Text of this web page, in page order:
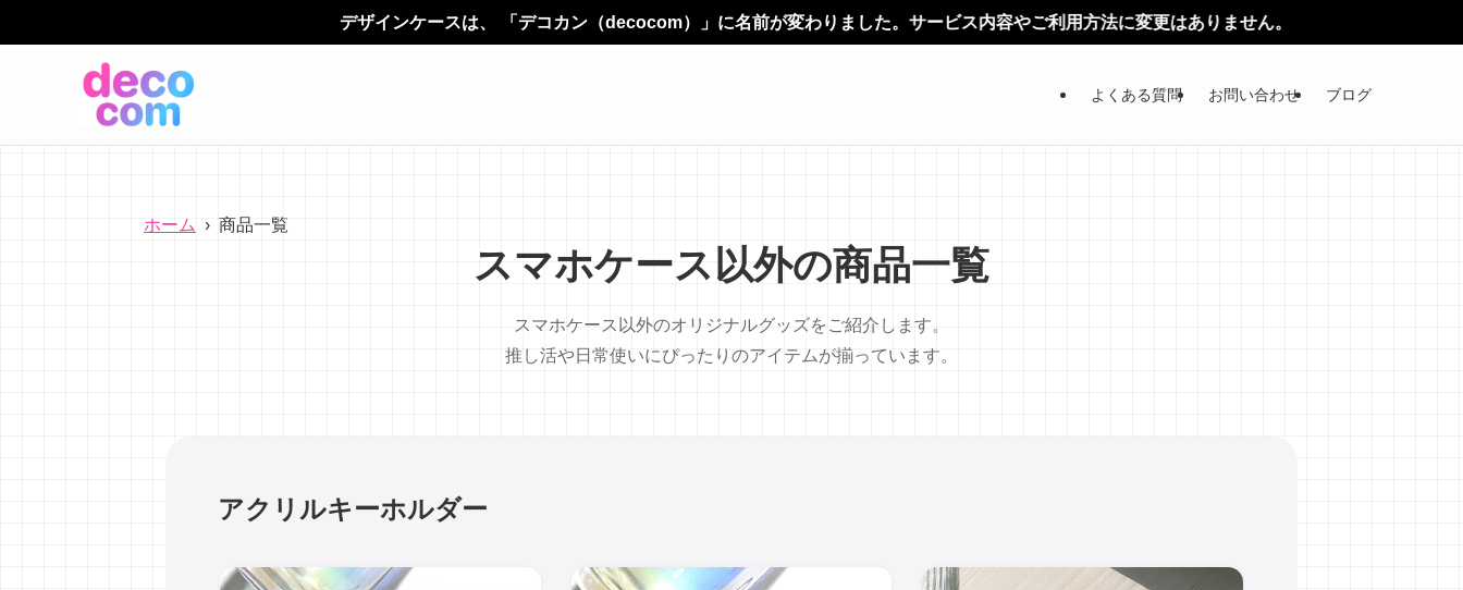
デザインケースは、 「デコカン（decocom）」に名前が変わりました。サービス内容やご利用方法に変更はありません。
よくある質問 お問い合わせ ブログ
ホーム › 商品一覧
スマホケース以外の商品一覧
スマホケース以外のオリジナルグッズをご紹介します。
推し活や日常使いにぴったりのアイテムが揃っています。
アクリルキーホルダー